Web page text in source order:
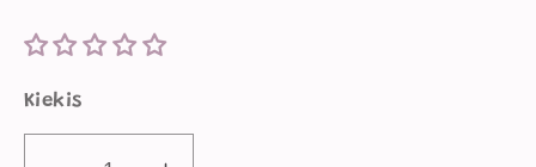
Kiekis